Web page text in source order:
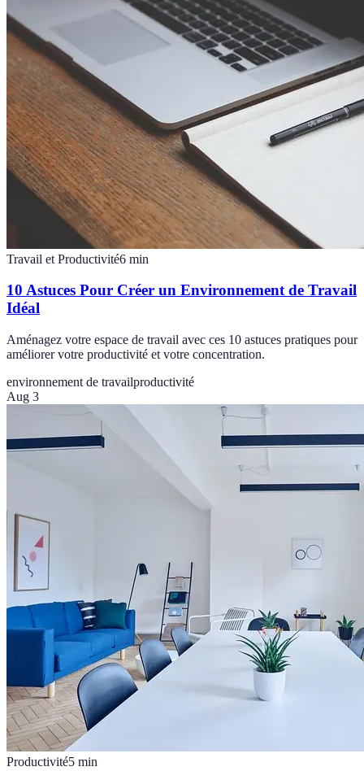
Travail et Productivité6 min
10 Astuces Pour Créer un Environnement de Travail
Idéal
Aménagez votre espace de travail avec ces 10 astuces pratiques pour
améliorer votre productivité et votre concentration.
environnement de travailproductivité
Aug 3
Productivité5 min